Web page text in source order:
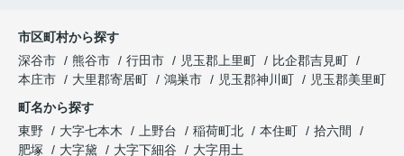
市区町村から探す
深谷市
熊谷市 行田市 児玉郡上里町
比企郡吉見町
本庄市
大里郡寄居町 鴻巣市 児玉郡神川町
児玉郡美里町
町名から探す
東野
大字七本木 上野台 稲荷町北 本住町
拾六間
肥塚
大字黛 大字下細谷
大字用土